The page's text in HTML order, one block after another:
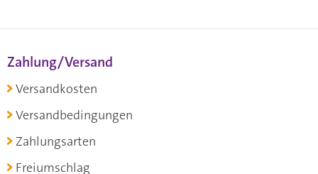
Zahlung/Versand
Versandkosten
Versandbedingungen
Zahlungsarten
Freiumschlag